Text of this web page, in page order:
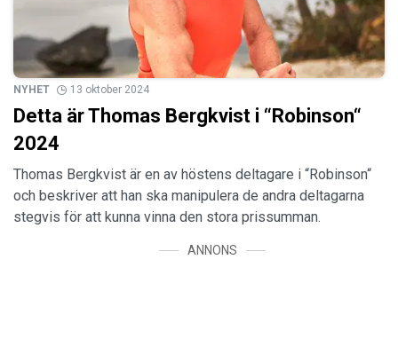
NYHET 13 oktober 2024
Detta är Thomas Bergkvist i “Robinson“
2024
Thomas Bergkvist är en av höstens deltagare i “Robinson“
och beskriver att han ska manipulera de andra deltagarna
stegvis för att kunna vinna den stora prissumman.
ANNONS